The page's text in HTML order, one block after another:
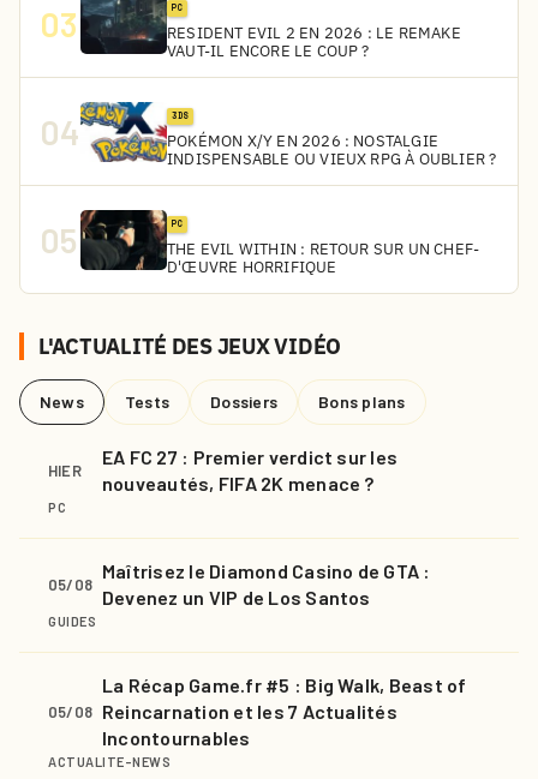
03 PC
RESIDENT EVIL 2 EN 2026 : LE REMAKE
VAUT-IL ENCORE LE COUP ?
04 3DS
POKÉMON X/Y EN 2026 : NOSTALGIE
INDISPENSABLE OU VIEUX RPG À OUBLIER ?
05 PC
THE EVIL WITHIN : RETOUR SUR UN CHEF-
D'ŒUVRE HORRIFIQUE
L'ACTUALITÉ DES JEUX VIDÉO
News Tests Dossiers Bons plans
HIER
EA FC 27 : Premier verdict sur les
nouveautés, FIFA 2K menace ?
PC
05/08
Maîtrisez le Diamond Casino de GTA :
Devenez un VIP de Los Santos
GUIDES
05/08
La Récap Game.fr #5 : Big Walk, Beast of
Reincarnation et les 7 Actualités
Incontournables
ACTUALITE-NEWS